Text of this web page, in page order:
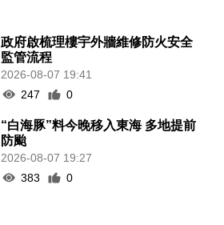
政府啟梳理樓宇外牆維修防火安全
監管流程
2026-08-07 19:41
247
0
“白海豚”料今晚移入東海 多地提前
防颱
2026-08-07 19:27
383
0